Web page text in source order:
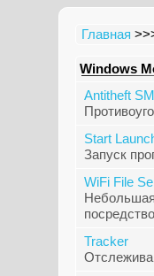
Главная
Windows
Antitheft
Start
Запуск
WiFi File
Tracker